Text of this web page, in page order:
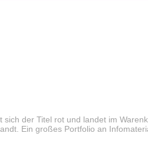
der Titel rot und landet im
Ein großes Portfolio an